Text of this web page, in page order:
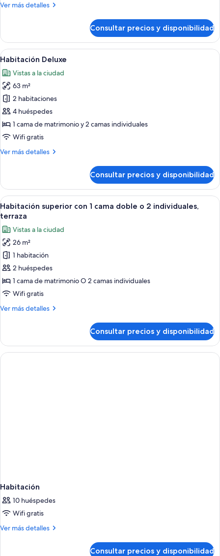
doble
individuales
(2
Adultos
+
1
Niño)
Ver más detalles
Más
estándar
con
1
doble
o
2
individuales
(2
Adultos
+
Consultar precios y disponibilidad
Abrir
todas
las
fotos
de
Habitación
Deluxe
Una habitación de hotel con una
11
Habitación Deluxe
Vistas a la ciudad
63 m²
2 habitaciones
4 huéspedes
1 cama de matrimonio y 2 camas individuales
Wifi gratis
Ver más detalles
Más
Deluxe
Consultar precios y disponibilidad
Abrir
todas
las
fotos
de
Habitación
superior
con
1
doble
individuales,
terraza
Habitación de hotel con una cama
6
Habitación superior con 1 cama doble o 2 individuales,
terraza
Vistas a la ciudad
26 m²
1 habitación
2 huéspedes
1 cama de matrimonio O 2 camas individuales
Wifi gratis
Ver más detalles
Más
superior
con
1
Consultar precios y disponibilidad
Habitación
10 huéspedes
Wifi gratis
Ver más detalles
Más
Consultar precios y disponibilidad